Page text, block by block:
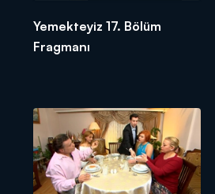
Yemekteyiz 17. Bölüm
Fragmanı